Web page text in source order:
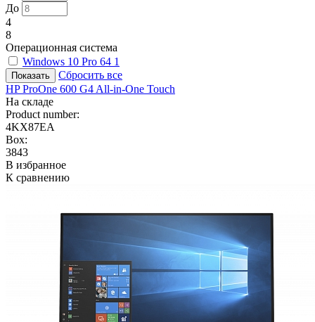
До
4
8
Операционная система
Windows 10 Pro 64 1
Сбросить все
HP ProOne 600 G4 All-in-One Touch
На складе
Product number:
4KX87EA
Box:
3843
В избранное
К сравнению